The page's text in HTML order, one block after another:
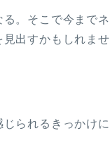
。そこで今までネ
出すかもしれませ
られるきっかけに